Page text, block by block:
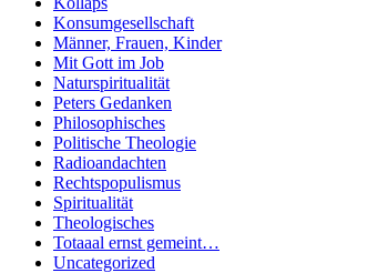
Konsumgesellschaft
Männer, Frauen, Kinder
Mit Gott im Job
Naturspiritualität
Peters Gedanken
Philosophisches
Politische Theologie
Radioandachten
Rechtspopulismus
Spiritualität
Theologisches
Totaaal ernst gemeint…
Uncategorized